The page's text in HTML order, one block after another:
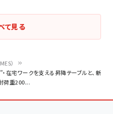
）
在宅ワークを支える昇降テーブルと、新
荷重200...
て見る